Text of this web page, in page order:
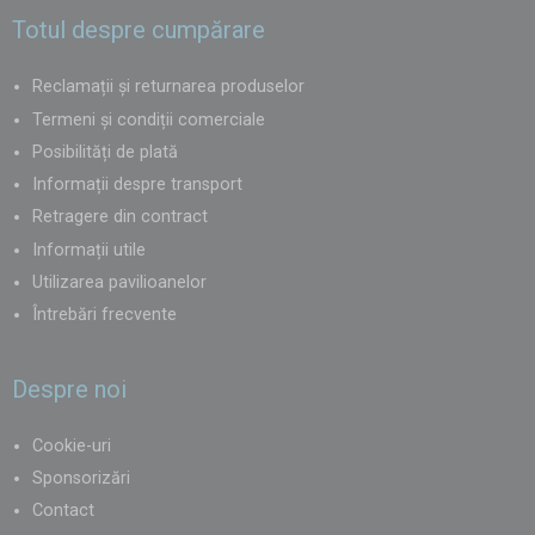
de succes chiar pe malul mării!
Totul despre cumpărare
Reclamații și returnarea produselor
Termeni și condiții comerciale
Posibilități de plată
Informații despre transport
Retragere din contract
Informații utile
Utilizarea pavilioanelor
Întrebări frecvente
Despre noi
Cookie-uri
Sponsorizări
Contact